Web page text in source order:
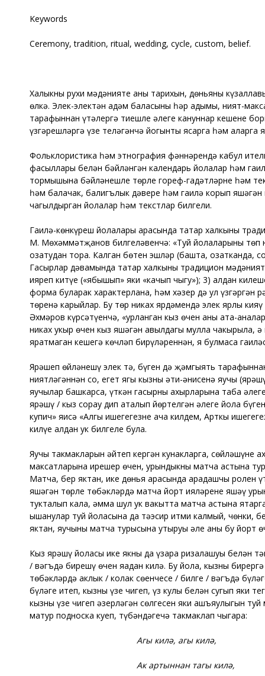
Keywords
Ceremony, tradition, ritual, wedding, cycle, custom, belief.
Халыкның рухи мәдәнияте аның тарихын, дөньяны
өлкә. Элек-электән адәм баласының һәр адымы, ният-
тарафыннан үтәлергә тиешле әлеге кануннар кешенең
үзгәрешләргә үзе теләгәнчә йогынты ясарга һәм
Фольклористика һәм этнография фәннәрендә кабул
фасыллары белән бәйләнгән календарь йолалар һәм
тормышына бәйләнешле төрле гореф-гадәтләрне һәм
һәм балачак, балигълык дәвере һәм гаилә корып яшәгән
чагылдырган йолалар һәм текстлар билгели.
Гаилә-көнкүреш йолалары арасында татар халкының
М. Мөхәммәтҗанов билгеләвенчә: «Туй йолаларының
озатудан тора. Калган бөтен эшләр (башта, озатканда,
Гасырлар дәвамында татар халкының традицион
ияреп китүе («ябышып» яки «качып чыгу»); 3) алдан
форма буларак характерлана, һәм хәзер дә ул үзгәргән
төренә карыйлар. Бу төр никах ярдәмендә элек ярлы
Әхмәров күрсәтүенчә, «урланган кыз өчен аның ата-
никах укыр өчен кыз яшәгән авылдагы мулла чакырыла,
яратмаган кешегә көчләп бирүләреннән, я булмаса
Ярәшеп өйләнешү элек тә, бүген дә җәмгыять
ниятләгәннән соң, егет ягы кызның әти-әнисенә яучы
яучылар башкарса, үткән гасырның ахырларына таба
ярәшү / кыз сорау дип аталып йөртелгән әлеге йола
купич» яисә «Алгы ишегегезне ача килдем, Арткы
килүе алдан ук билгеле була.
Яучы такмакларын әйтеп кергән кунакларга,
максатларына ирешер өчен, урындыкны матча астына
Матча, бер яктан, ике дөнья арасында арадашчы ролен
яшәгән төрле төбәкләрдә матча йорт ияләренең яшәү
тукталып кала, әмма шул ук вакытта матча астына
ышанулар туй йоласына да тәэсир итми калмый, чөнки,
яктан, яучының матча турысына утыруы әле аның бу йорт
Кыз ярәшү йоласы ике якның да үзара ризалашуы белән
/ вәгъдә бирешү өчен яңадан килә. Бу йола, кызны
төбәкләрдә аклык / колак сөенчесе / билге / вәгъдә
бүлəге итеп, кызның үзе чигеп, үз кулы белəн сугып яки
кызның үзе чигеп əзерлəгəн сөлгесен яки ашъяулыгын
матур подноска куеп, түбəндəгечə такмаклап чыгара:
Агы килə, агы килə,
Ак артыннан тагы килə,